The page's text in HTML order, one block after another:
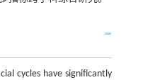
cycles have significantly